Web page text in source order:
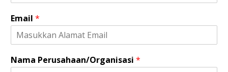
Email *
Nama Perusahaan/Organisasi *